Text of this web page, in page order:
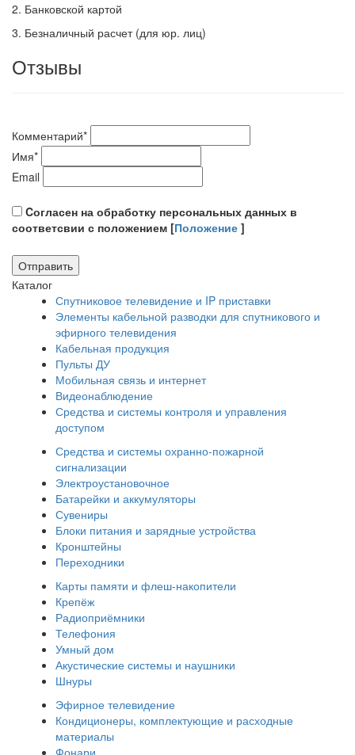
2. Банковской картой
3. Безналичный расчет (для юр. лиц)
Отзывы
Комментарий*
Имя*
Email
Cогласен на обработку персональных данных в
соответсвии с положением [Положение ]
Каталог
Спутниковое телевидение и IP приставки
Элементы кабельной разводки для спутникового и
эфирного телевидения
Кабельная продукция
Пульты ДУ
Мобильная связь и интернет
Видеонаблюдение
Средства и системы контроля и управления
доступом
Средства и системы охранно-пожарной
сигнализации
Электроустановочное
Батарейки и аккумуляторы
Сувениры
Блоки питания и зарядные устройства
Кронштейны
Переходники
Карты памяти и флеш-накопители
Крепёж
Радиоприёмники
Телефония
Умный дом
Акустические системы и наушники
Шнуры
Эфирное телевидение
Кондиционеры, комплектующие и расходные
материалы